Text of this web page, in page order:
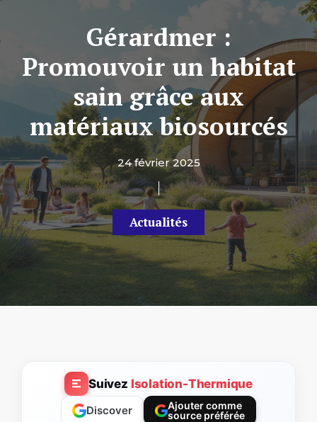
Gérardmer :
Promouvoir un habitat
sain grâce aux
matériaux biosourcés
24 février 2025
Actualités
Suivez Isolation-Thermique
Discover
Ajouter comme
source préférée